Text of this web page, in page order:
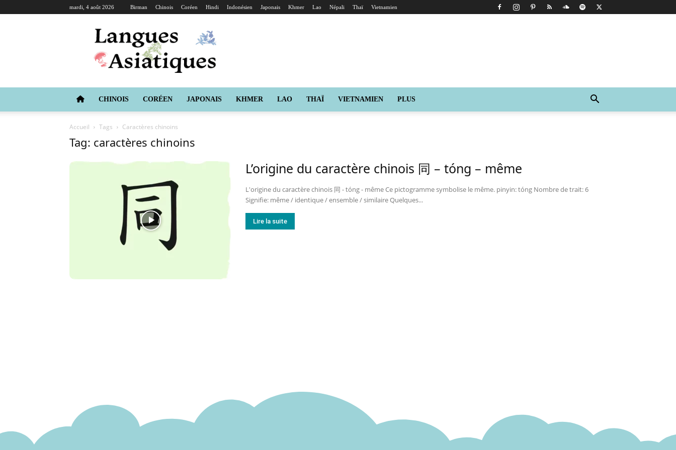
mardi, 4 août 2026 Birman Chinois Coréen Hindi Indonésien Japonais Khmer Lao Népali Thaï Vietnamien
Langues
Asiatiques
CHINOIS CORÉEN JAPONAIS KHMER LAO THAÏ VIETNAMIEN PLUS
Accueil Tags Caractères chinoins
Tag: caractères chinoins
L’origine du caractère chinois 同 – tóng – même
L'origine du caractère chinois 同 - tóng - même Ce pictogramme symbolise le même. pinyin: tóng Nombre de trait: 6
Signifie: même / identique / ensemble / similaire Quelques...
Lire la suite